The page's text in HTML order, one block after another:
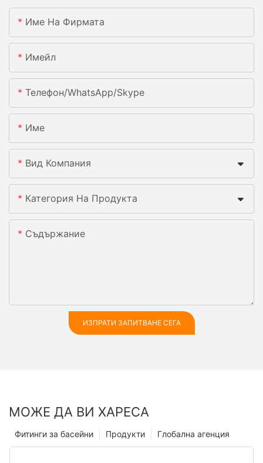
Име На Фирмата
Имейл
Телефон/WhatsApp/Skype
Име
Вид Компания
Категория На Продукта
Съдържание
ИЗПРАТИ ЗАПИТВАНЕ СЕГА
МОЖЕ ДА ВИ ХАРЕСА
Глобална агенция
Продукти
Фитинги за басейни